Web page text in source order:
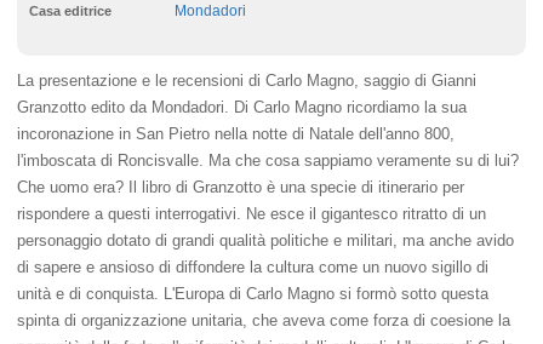
Casa editrice Mondadori
La presentazione e le recensioni di Carlo Magno, saggio di Gianni
Granzotto edito da Mondadori. Di Carlo Magno ricordiamo la sua
incoronazione in San Pietro nella notte di Natale dell'anno 800,
l'imboscata di Roncisvalle. Ma che cosa sappiamo veramente su di lui?
Che uomo era? Il libro di Granzotto è una specie di itinerario per
rispondere a questi interrogativi. Ne esce il gigantesco ritratto di un
personaggio dotato di grandi qualità politiche e militari, ma anche avido
di sapere e ansioso di diffondere la cultura come un nuovo sigillo di
unità e di conquista. L'Europa di Carlo Magno si formò sotto questa
spinta di organizzazione unitaria, che aveva come forza di coesione la